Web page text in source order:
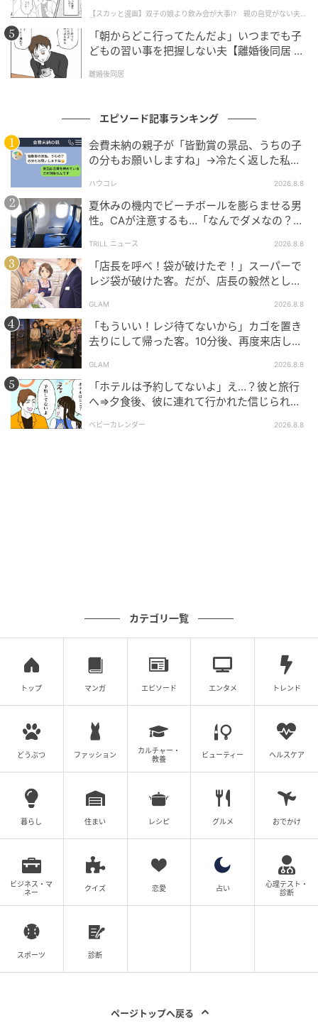
伯父はにこにこ顔のまま「悪いね、悪いね」と言いな
がら、袋を抱えて家を出ていきました。
テーブルの上には、半分になったお菓子だけが残りま
す。
「さ、食べていいよ」と母が笑いかけてくれました
が、僕の手はなかなか伸びませんでした。
あの日の、座布団の上で固まっていた数秒間を、大人
になったいまもはっきりと覚えています。
大人の人間関係や、義理や付き合いがあるのは、いま
なら頭では分かります。
けれど、子どもの自分が抱えた小さな違和感は、何十
年経っても、胸の奥のどこかに残り続けているので
す。
※GLAMが独自に実施したアンケートで集めた、30
代・男性読者様の体験談をもとに記事化しています
※本コンテンツ内の画像は、生成AIを利用して作成し
ています。
【スカッと漫画】双子の娘より飲み会が大事!? 親の自覚がない夫を
懲らしめた話
「朝からどこ行ってたんだよ」いつまでも子
どもの習い事を把握しない夫【離婚後同居 Vo
離婚後同居
エピソード記事ランキング
会費未納の親子が「皆勤賞の景品、うちの子
の分もお願いしますね」→冷たく返した私が
ハウコレ 2026.8.8
夏休みの機内でビーチボールを膨らませる男
性。CAが注意するも…「なんでダメなの？」
TRILL ニュース 2026.8.8
「店長を呼べ！袋が破けたぞ！」スーパーで
レジ袋が破けた客。だが、店長の毅然とした
GLAM 2026.8.8
「もういい！レジ待てないから」カゴを置き
去りにして帰った客。10分後、再度来店した
GLAM 2026.8.8
「ホテルは予約してないよ」え…？彼と旅行
へ⇒夕食後、彼に連れて行かれた信じられな
ベビーカレンダー 2026.8.8
カテゴリ一覧
トップ マンガ エピソード エンタメ トレンド
どうぶつ ファッション
カルチャー・
教養
ビューティー ヘルスケア
暮らし 住まい レシピ グルメ おでかけ
ビジネス・マ
ネー
クイズ 恋愛 占い
心理テスト・
診断
スポーツ 診断
ページトップへ戻る